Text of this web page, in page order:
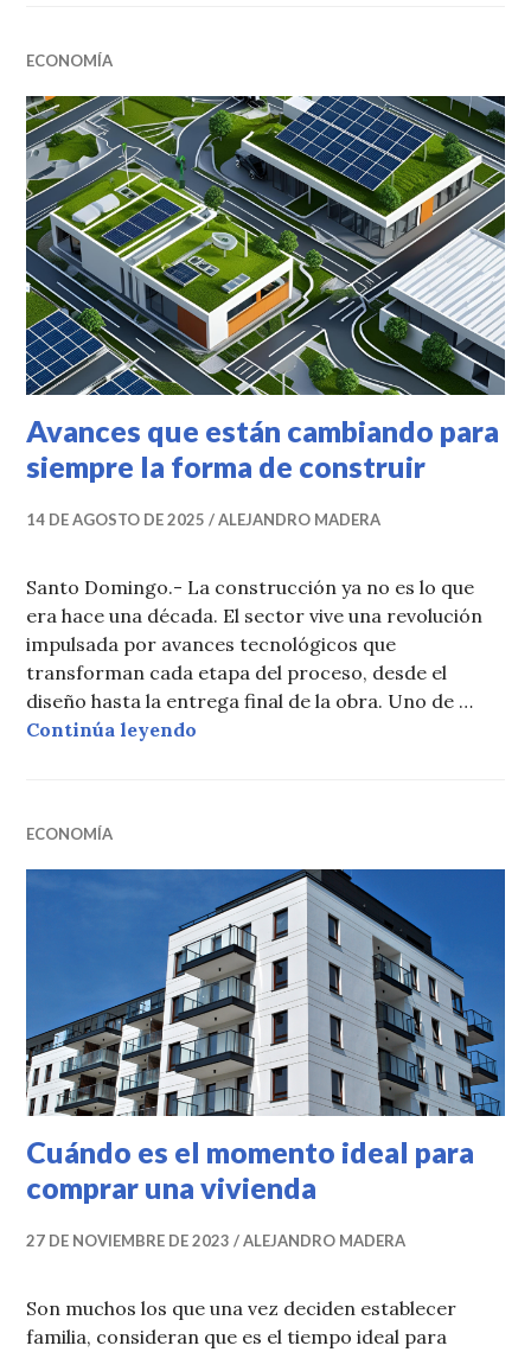
ECONOMÍA
Avances que están cambiando para
siempre la forma de construir
14 DE AGOSTO DE 2025 ALEJANDRO MADERA
Santo Domingo.- La construcción ya no es lo que
era hace una década. El sector vive una revolución
impulsada por avances tecnológicos que
transforman cada etapa del proceso, desde el
diseño hasta la entrega final de la obra. Uno de …
Continúa leyendo
ECONOMÍA
Cuándo es el momento ideal para
comprar una vivienda
27 DE NOVIEMBRE DE 2023 ALEJANDRO MADERA
Son muchos los que una vez deciden establecer
familia, consideran que es el tiempo ideal para